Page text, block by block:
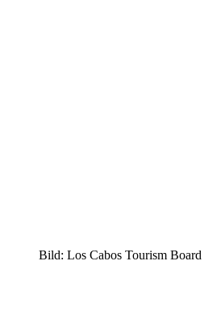
Bild: Los Cabos Tourism Board